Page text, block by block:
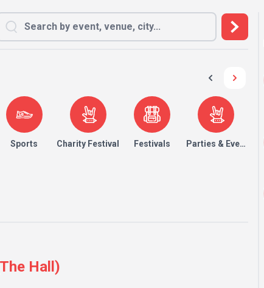
Sports Charity Festival Festivals Parties & Events
Hall)